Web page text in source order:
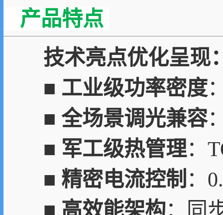
产品特点
技术亮点优化呈现
■ 工业级功率密度
■ 全场景调光兼容
■ 军工级热管理：
■ 精密电流控制 ：
■ 高效能架构：同